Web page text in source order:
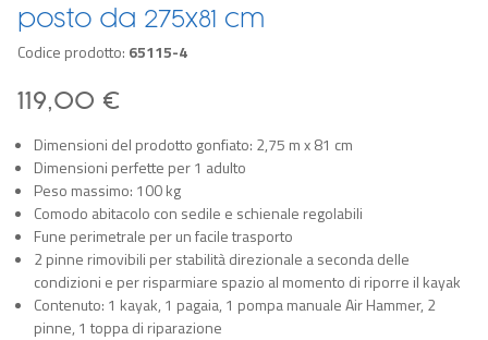
posto da 275x81 cm
Codice prodotto: 65115-4
119,00 €
Dimensioni del prodotto gonfiato: 2,75 m x 81 cm
Dimensioni perfette per 1 adulto
Peso massimo: 100 kg
Comodo abitacolo con sedile e schienale regolabili
Fune perimetrale per un facile trasporto
2 pinne rimovibili per stabilità direzionale a seconda delle
condizioni e per risparmiare spazio al momento di riporre il kayak
Contenuto: 1 kayak, 1 pagaia, 1 pompa manuale Air Hammer, 2
pinne, 1 toppa di riparazione